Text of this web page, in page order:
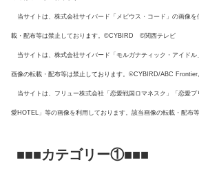
当サイトは、株式会社サイバード「メビウス・コード」の画像
載・配布等は禁止しております。©CYBIRD ©関西テレビ
当サイトは、株式会社サイバード「モルガナティック・アイドル
画像の転載・配布等は禁止しております。©CYBIRD/ABC
当サイトは、フリュー株式会社「恋愛戦国ロマネスク」「恋愛
愛HOTEL」等の画像を利用しております。該当画像の転載・配布
■■■カテゴリー①■■■